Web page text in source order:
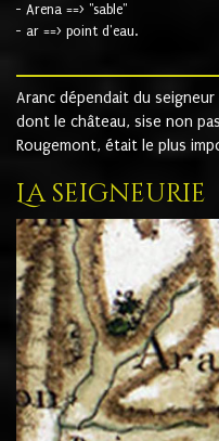
- Arena ==> "sable"
- ar ==> point d'eau.
Aranc dépendait du seigneur
dont le château, sise non
Rougemont, était le plus
La seigneurie